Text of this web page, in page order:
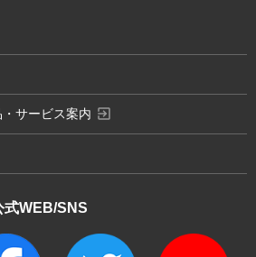
式WEB/SNS
サービス案内 exit_to_app